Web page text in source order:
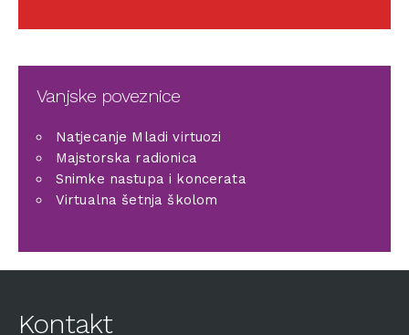
Vanjske poveznice
Natjecanje Mladi virtuozi
Majstorska radionica
Snimke nastupa i koncerata
Virtualna šetnja školom
Kontakt